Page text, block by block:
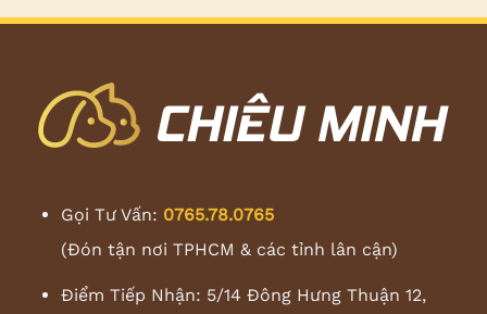
Gọi Tư Vấn: 0765.78.0765
(Đón tận nơi TPHCM & các tỉnh lân cận)
Điểm Tiếp Nhận: 5/14 Đông Hưng Thuận 12,